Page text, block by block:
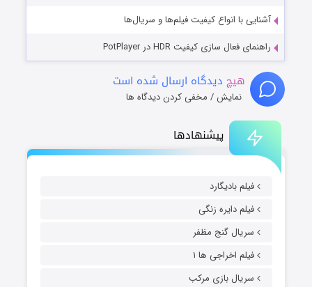
پیشنهادها
فیلم بادیگارد
فیلم دایره زنگی
سریال گنج مظفر
فیلم اخراجی ها ۱
سریال بازی مرکب
آشنایی با انواع کیفیت فیلم‌ها و سریال‌ها
راهنمای فعال سازی کیفیت HDR در PotPlayer
هیچ دیدگاه ارسال شده است
نمایش / مخفی کردن دیدگاه ها